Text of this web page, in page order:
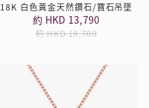
18K 白色黃金天然鑽石/寶石吊墜
約 HKD 13,790
約 HKD 19,700